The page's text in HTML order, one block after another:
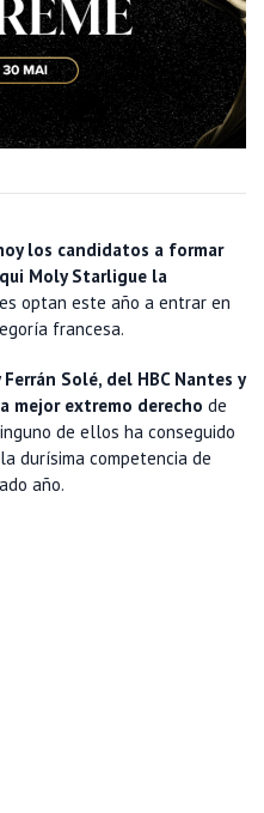
los candidatos a formar
Moly Starligue la
optan este año a entrar en
francesa.
Solé, del HBC Nantes y
mejor extremo derecho de
de ellos ha conseguido
durísima competencia de
año.